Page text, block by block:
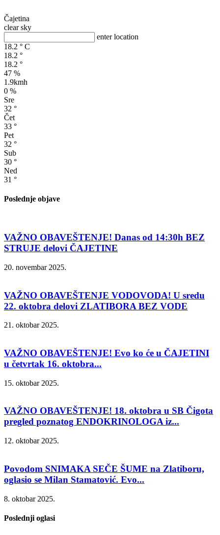
Čajetina
clear sky
enter location
18.2 ° C
18.2 °
18.2 °
47 %
1.9kmh
0 %
Sre
32 °
Čet
33 °
Pet
32 °
Sub
30 °
Ned
31 °
Poslednje objave
VAŽNO OBAVEŠTENJE! Danas od 14:30h BEZ
STRUJE delovi ČAJETINE
20. novembar 2025.
VAŽNO OBAVEŠTENJE VODOVODA! U sredu
22. oktobra delovi ZLATIBORA BEZ VODE
21. oktobar 2025.
VAŽNO OBAVEŠTENJE! Evo ko će u ČAJETINI
u četvrtak 16. oktobra...
15. oktobar 2025.
VAŽNO OBAVEŠTENJE! 18. oktobra u SB Čigota
pregled poznatog ENDOKRINOLOGA iz...
12. oktobar 2025.
Povodom SNIMAKA SEČE ŠUME na Zlatiboru,
oglasio se Milan Stamatović. Evo...
8. oktobar 2025.
Poslednji oglasi